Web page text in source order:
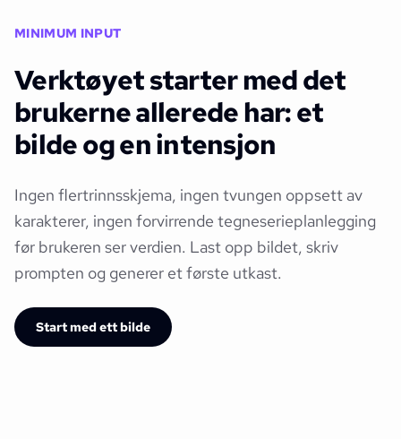
MINIMUM INPUT
Verktøyet starter med det
brukerne allerede har: et
bilde og en intensjon
Ingen flertrinnsskjema, ingen tvungen oppsett av
karakterer, ingen forvirrende tegneserieplanlegging
før brukeren ser verdien. Last opp bildet, skriv
prompten og generer et første utkast.
Start med ett bilde